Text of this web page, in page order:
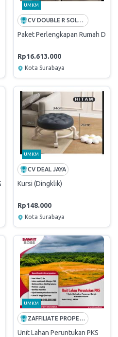
UMKM
CV DOUBLE R SOLUTIONS
Paket Perlengkapan Rumah Dinas
Rp16.613.000
Kota Surabaya
DI FUEL TERMINAL SIBOLGA
UMKM
CV DEAL JAYA
Kursi (Dingklik)
Rp148.000
Kota Surabaya
UMKM
ZAFFILIATE PROPERTI INDONESIA
Unit Lahan Peruntukan PKS